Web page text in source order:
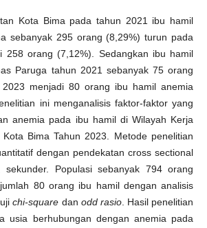
Kota Bima pada tahun 2021 ibu hamil
sebanyak 295 orang (8,29%) turun pada
258 orang (7,12%). Sedangkan ibu hamil
Paruga tahun 2021 sebanyak 75 orang
menjadi 80 orang ibu hamil anemia
ini menganalisis faktor-faktor yang
anemia pada ibu hamil di Wilayah Kerja
Kota Bima Tahun 2023. Metode penelitian
dengan pendekatan cross sectional
sekunder. Populasi sebanyak 794 orang
80 orang ibu hamil dengan analisis
ujichi-square dan odd rasio. Hasil penelitian
usia berhubungan dengan anemia pada